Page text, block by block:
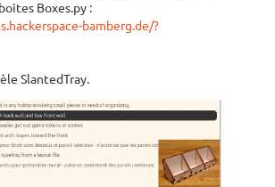
Boxes.py :
bamberg.de/?
SlantedTray.